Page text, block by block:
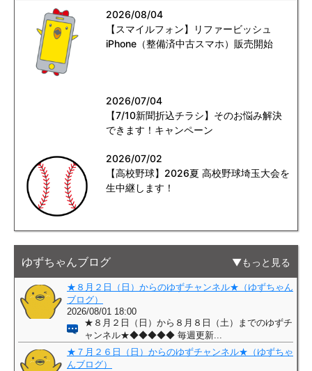
2026/08/04
【スマイルフォン】リファービッシュ
iPhone（整備済中古スマホ）販売開始
2026/07/04
【7/10新聞折込チラシ】そのお悩み解決
できます！キャンペーン
2026/07/02
【高校野球】2026夏 高校野球埼玉大会を
生中継します！
ゆずちゃんブログ もっと見る